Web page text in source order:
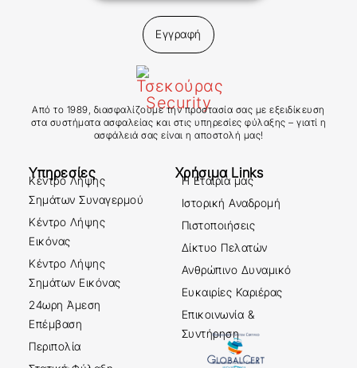
Εγγραφή
Από το 1989, διασφαλίζουμε την προστασία σας με εξειδίκευση
στα συστήματα ασφαλείας και στις υπηρεσίες φύλαξης – γιατί η
ασφάλειά σας είναι η αποστολή μας!
Υπηρεσίες
Κέντρο Λήψης
Σημάτων Συναγερμού
Κέντρο Λήψης
Εικόνας
Κέντρο Λήψης
Σημάτων Εικόνας
24ωρη Άμεση
Επέμβαση
Περιπολία
Χρήσιμα Links
Η Εταιρία μας
Ιστορική Αναδρομή
Πιστοποιήσεις
Δίκτυο Πελατών
Ανθρώπινο Δυναμικό
Ευκαιρίες Καριέρας
Επικοινωνία &
Συντήρηση